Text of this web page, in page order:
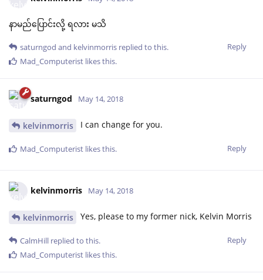
နာမည်ပြောင်းလို့ ရလား မသိ
Reply
saturngod and kelvinmorris replied to this.
Mad_Computerist likes this.
saturngod May 14, 2018
kelvinmorris I can change for you.
Reply
Mad_Computerist likes this.
kelvinmorris May 14, 2018
kelvinmorris Yes, please to my former nick, Kelvin Morris
Reply
CalmHill replied to this.
Mad_Computerist likes this.